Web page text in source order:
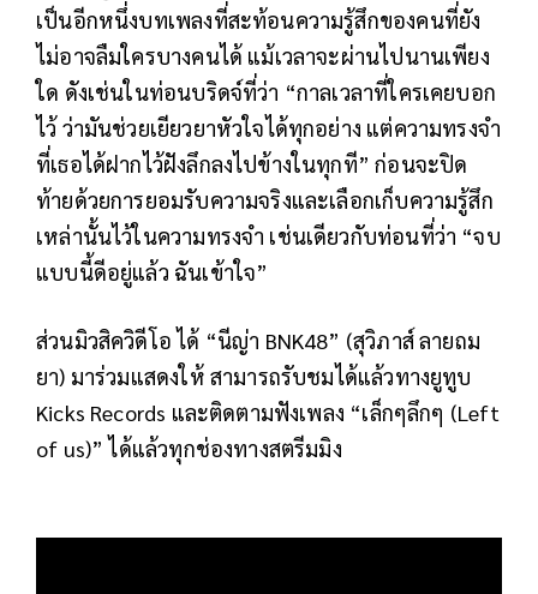
เป็นอีกหนึ่งบทเพลงที่สะท้อนความรู้สึกของคนที่ยัง
ไม่อาจลืมใครบางคนได้ แม้เวลาจะผ่านไปนานเพียง
ใด ดังเช่นในท่อนบริดจ์ที่ว่า “กาลเวลาที่ใครเคยบอก
ไว้ ว่ามันช่วยเยียวยาหัวใจได้ทุกอย่าง แต่ความทรงจำ
ที่เธอได้ฝากไว้ฝังลึกลงไปข้างในทุกที” ก่อนจะปิด
ท้ายด้วยการยอมรับความจริงและเลือกเก็บความรู้สึก
เหล่านั้นไว้ในความทรงจำ เช่นเดียวกับท่อนที่ว่า “จบ
แบบนี้ดีอยู่แล้ว ฉันเข้าใจ”
ส่วนมิวสิควิดีโอ ได้ “นีญ่า BNK48” (สุวิภาส์ ลายถม
ยา) มาร่วมแสดงให้ สามารถรับชมได้แล้วทางยูทูบ
Kicks Records และติดตามฟังเพลง “เล็กๆลึกๆ (Left
of us)” ได้แล้วทุกช่องทางสตรีมมิง